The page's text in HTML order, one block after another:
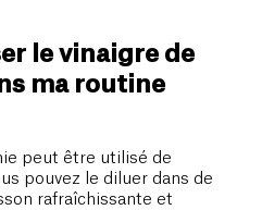
le vinaigre de
ma routine
peut être utilisé de
pouvez le diluer dans de
rafraîchissante et